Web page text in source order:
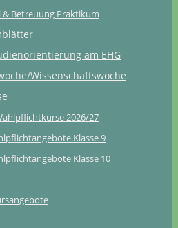
& Betreuung Praktikum
am EHG
Wissenschaftswoche
2026/27
Klasse 9
Klasse 10